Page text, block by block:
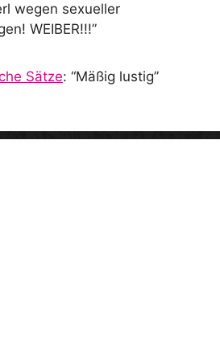
wegen sexueller
WEIBER!!!”
Sätze: “Mäßig lustig”